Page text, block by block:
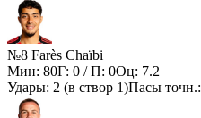
№8 Farès Chaïbi
Мин: 80Г: 0 / П: 0Оц: 7.2
Удары: 2 (в створ 1)Пасы точн.: